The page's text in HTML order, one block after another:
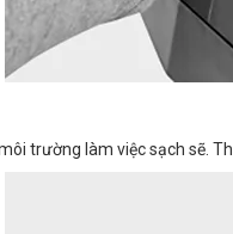
trường làm việc sạch sẽ.